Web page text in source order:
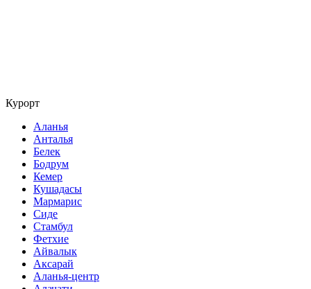
Курорт
Аланья
Анталья
Белек
Бодрум
Кемер
Кушадасы
Мармарис
Сиде
Стамбул
Фетхие
Айвалык
Аксарай
Аланья-центр